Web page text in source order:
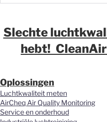
Slechte
hebt!
Oplossingen
Luchtkwaliteit meten
AirCheq Air Quality Monitoring
Service en onderhoud